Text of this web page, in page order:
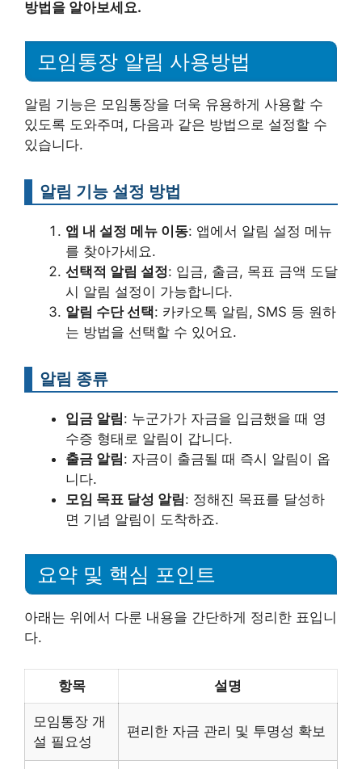
방법을 알아보세요.
모임통장 알림 사용방법
알림 기능은 모임통장을 더욱 유용하게 사용할 수
있도록 도와주며, 다음과 같은 방법으로 설정할 수
있습니다.
알림 기능 설정 방법
앱 내 설정 메뉴 이동: 앱에서 알림 설정 메뉴
를 찾아가세요.
선택적 알림 설정: 입금, 출금, 목표 금액 도달
시 알림 설정이 가능합니다.
알림 수단 선택: 카카오톡 알림, SMS 등 원하
는 방법을 선택할 수 있어요.
알림 종류
입금 알림: 누군가가 자금을 입금했을 때 영
수증 형태로 알림이 갑니다.
출금 알림: 자금이 출금될 때 즉시 알림이 옵
니다.
모임 목표 달성 알림: 정해진 목표를 달성하
면 기념 알림이 도착하죠.
요약 및 핵심 포인트
아래는 위에서 다룬 내용을 간단하게 정리한 표입니
다.
항목 설명
모임통장 개
설 필요성
편리한 자금 관리 및 투명성 확보